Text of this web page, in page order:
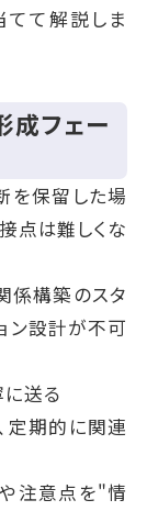
て解説しま
フェー
を保留した場
点は難しくな
係構築のスタ
ン設計が不可
送る
定期的に関連
注意点を"情